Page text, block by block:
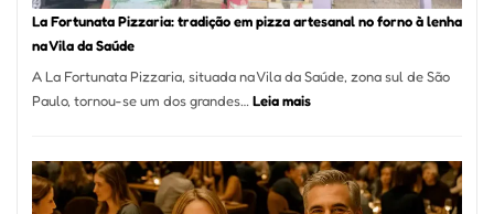
La Fortunata Pizzaria: tradição em pizza artesanal no forno à lenha
na Vila da Saúde
A La Fortunata Pizzaria, situada na Vila da Saúde, zona sul de São
Paulo, tornou-se um dos grandes…Leia mais:
Pizzaria:
tradição